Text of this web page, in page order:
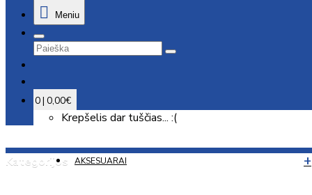
Meniu
0 | 0,00€
Krepšelis dar tuščias... :(
Kategorijos AKSESUARAI